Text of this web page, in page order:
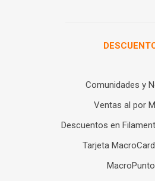
Comunidades y
Ventas al por
Descuentos en
Tarjeta